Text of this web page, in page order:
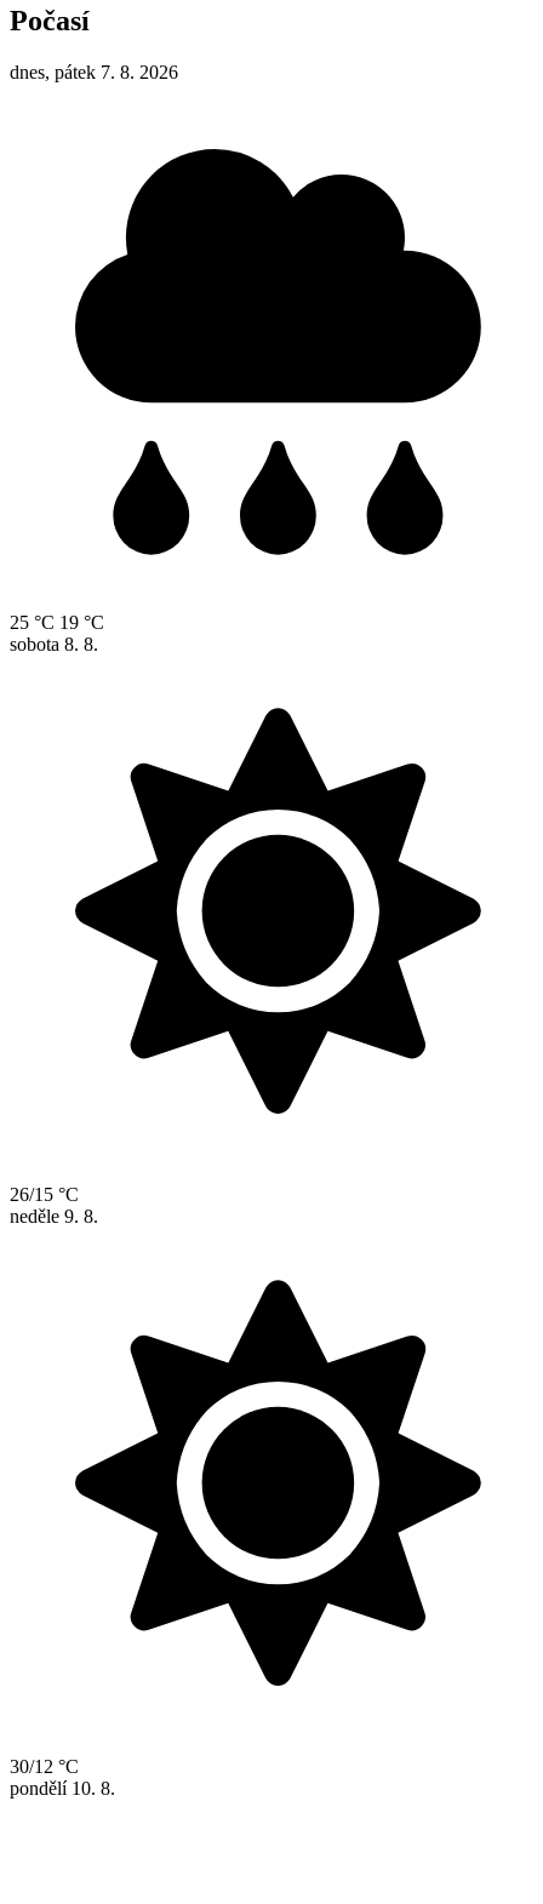
Počasí
dnes, pátek 7. 8. 2026
25 °C 19 °C
sobota 8. 8.
26/15 °C
neděle 9. 8.
30/12 °C
pondělí 10. 8.